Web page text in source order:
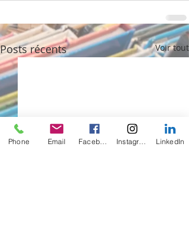
Posts récents Voir tout
Phone Email LinkedIn